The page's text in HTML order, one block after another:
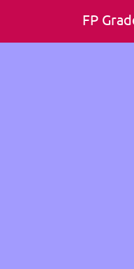
FP